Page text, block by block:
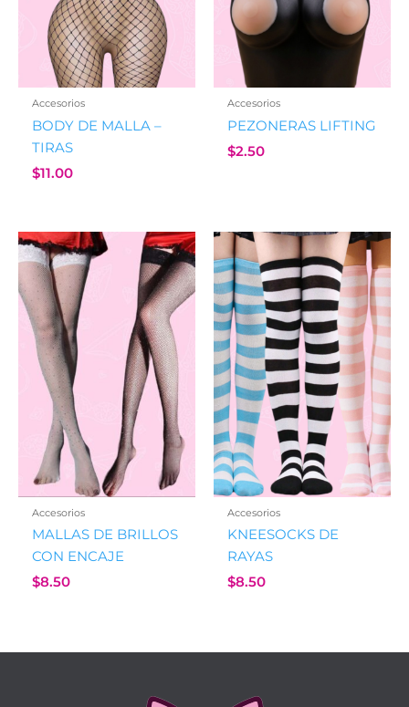
Accesorios
BODY DE MALLA –
TIRAS
$11.00
Accesorios
PEZONERAS LIFTING
$2.50
Accesorios
MALLAS DE BRILLOS
CON ENCAJE
$8.50
Accesorios
KNEESOCKS DE
RAYAS
$8.50